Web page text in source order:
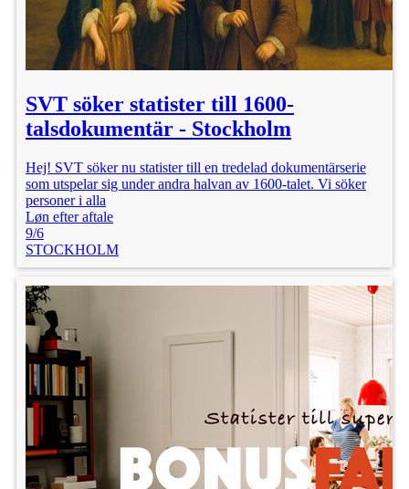
SVT söker statister till 1600-
talsdokumentär - Stockholm
Hej! SVT söker nu statister till en tredelad dokumentärserie
som utspelar sig under andra halvan av 1600-talet. Vi söker
personer i alla
Løn efter aftale
9/6
STOCKHOLM